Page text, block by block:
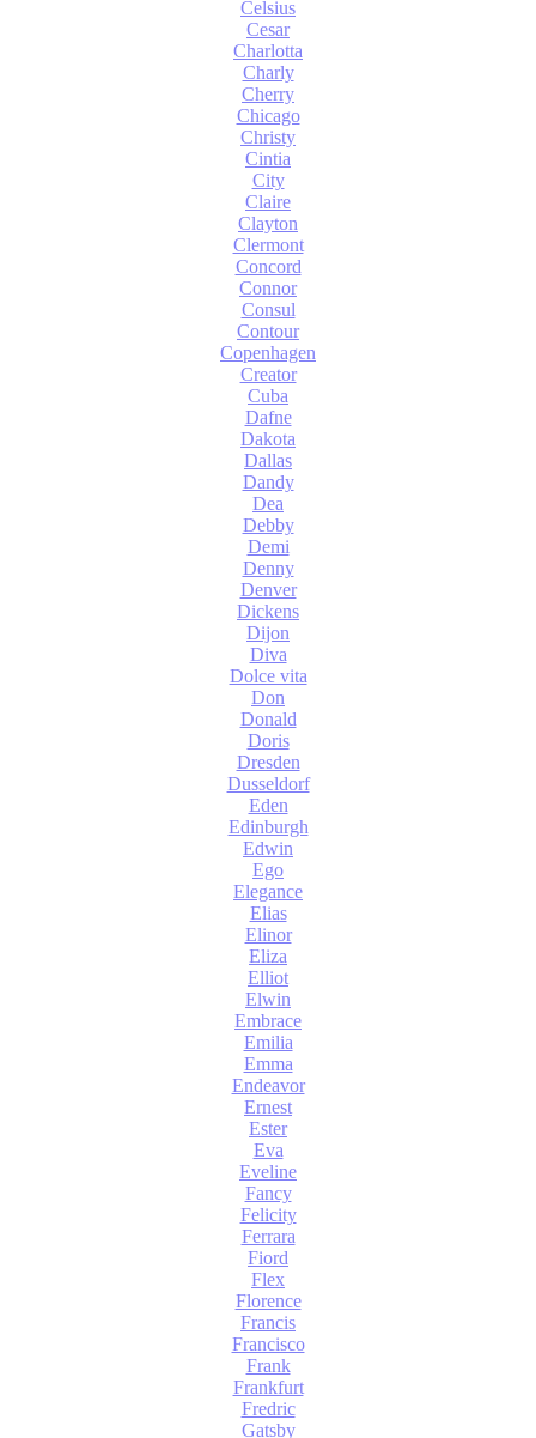
Celsius
Cesar
Charlotta
Charly
Cherry
Chicago
Christy
Cintia
City
Claire
Clayton
Clermont
Concord
Connor
Consul
Contour
Copenhagen
Creator
Cuba
Dafne
Dakota
Dallas
Dandy
Dea
Debby
Demi
Denny
Denver
Dickens
Dijon
Diva
Dolce vita
Don
Donald
Doris
Dresden
Dusseldorf
Eden
Edinburgh
Edwin
Ego
Elegance
Elias
Elinor
Eliza
Elliot
Elwin
Embrace
Emilia
Emma
Endeavor
Ernest
Ester
Eva
Eveline
Fancy
Felicity
Ferrara
Fiord
Flex
Florence
Francis
Francisco
Frank
Frankfurt
Fredric
Gatsby